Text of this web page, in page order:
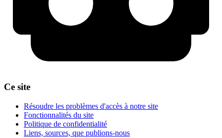
Ce site
Résoudre les problèmes d'accès à notre site
Fonctionnalités du site
Politique de confidentialité
Liens, sources, que publions-nous